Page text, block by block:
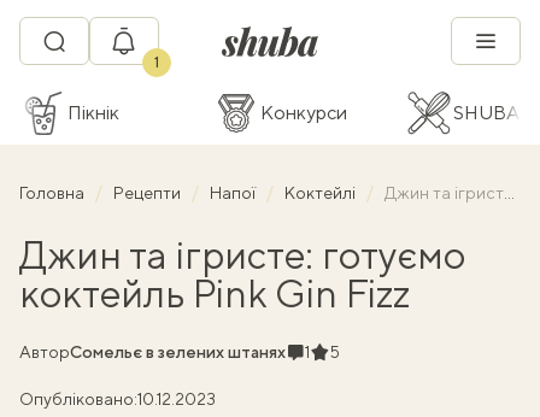
1
Пікнік Конкурси SHUBA
Головна Рецепти Напої Коктейлі Джин та ігристе: готуємо коктейль Pink Gin Fizz
Джин та ігристе: готуємо
коктейль Pink Gin Fizz
АвторСомельє в зелених штаняхКоментарі
1Рейтинг
5
Опубліковано:10.12.2023